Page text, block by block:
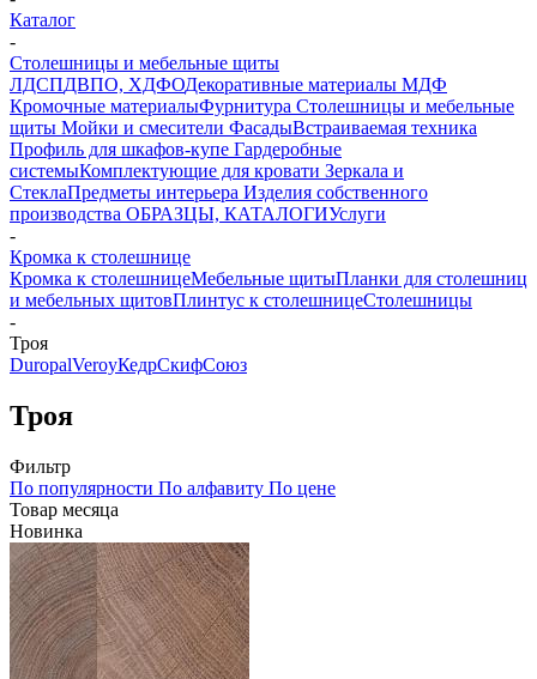
Каталог
-
Столешницы и мебельные щиты
ЛДСПДВПО, ХДФОДекоративные материалы МДФ
Кромочные материалыФурнитура Столешницы и мебельные
щиты Мойки и смесители ФасадыВстраиваемая техника
Профиль для шкафов-купе Гардеробные
системыКомплектующие для кровати Зеркала и
СтеклаПредметы интерьера Изделия собственного
производства ОБРАЗЦЫ, КАТАЛОГИУслуги
-
Кромка к столешнице
Кромка к столешницеМебельные щитыПланки для столешниц
и мебельных щитовПлинтус к столешницеСтолешницы
-
Троя
DuropalVeroyКедрСкифСоюз
Троя
Фильтр
По популярности По алфавиту По цене
Товар месяца
Новинка